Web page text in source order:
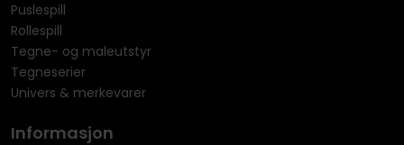
Puslespill
Rollespill
Tegne- og maleutstyr
Tegneserier
Univers & merkevarer
Informasjon